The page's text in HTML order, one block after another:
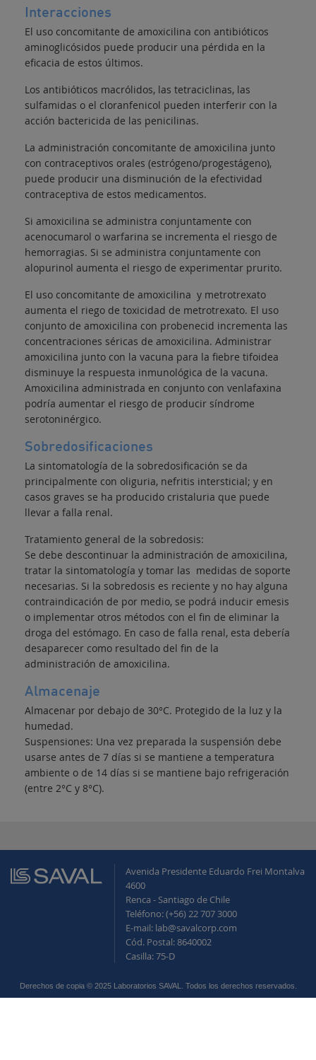
Interacciones
El uso concomitante de amoxicilina con antibióticos
aminoglicósidos puede producir una pérdida en la
eficacia de estos últimos.
Los antibióticos macrólidos, las tetraciclinas, las
sulfamidas o el cloranfenicol pueden interferir con la
acción bactericida de las penicilinas.
La administración concomitante de amoxicilina junto
con contraceptivos orales (estrógeno/progestágeno),
puede producir una disminución de la efectividad
contraceptiva de estos medicamentos.
Si amoxicilina se administra conjuntamente con
acenocumarol o warfarina se incrementa el riesgo de
hemorragias. Si se administra conjuntamente con
alopurinol aumenta el riesgo de experimentar prurito.
El uso concomitante de amoxicilina y metrotrexato
aumenta el riego de toxicidad de metrotrexato. El uso
conjunto de amoxicilina con probenecid incrementa las
concentraciones séricas de amoxicilina. Administrar
amoxicilina junto con la vacuna para la fiebre tifoidea
disminuye la respuesta inmunológica de la vacuna.
Amoxicilina administrada en conjunto con venlafaxina
podría aumentar el riesgo de producir síndrome
serotoninérgico.
Sobredosificaciones
La sintomatología de la sobredosificación se da
principalmente con oliguria, nefritis intersticial; y en
casos graves se ha producido cristaluria que puede
llevar a falla renal.
Tratamiento general de la sobredosis:
Se debe descontinuar la administración de amoxicilina,
tratar la sintomatología y tomar las medidas de soporte
necesarias. Si la sobredosis es reciente y no hay alguna
contraindicación de por medio, se podrá inducir emesis
o implementar otros métodos con el fin de eliminar la
droga del estómago. En caso de falla renal, esta debería
desaparecer como resultado del fin de la
administración de amoxicilina.
Almacenaje
Almacenar por debajo de 30°C. Protegido de la luz y la
humedad.
Suspensiones: Una vez preparada la suspensión debe
usarse antes de 7 días si se mantiene a temperatura
ambiente o de 14 días si se mantiene bajo refrigeración
(entre 2°C y 8°C).
Avenida Presidente Eduardo Frei Montalva
4600
Renca - Santiago de Chile
Teléfono: (+56) 22 707 3000
E-mail: lab@savalcorp.com
Cód. Postal: 8640002
Casilla: 75-D
Derechos de copia © 2025 Laboratorios SAVAL. Todos los derechos reservados.